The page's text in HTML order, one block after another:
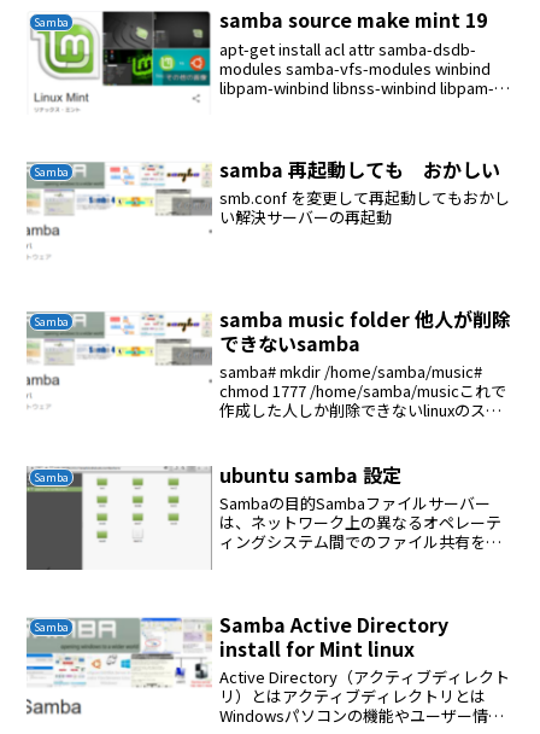
Samba samba source make mint 19
apt-get install acl attr samba-dsdb-
modules samba-vfs-modules winbind
libpam-winbind libnss-winbind libpam-
Samba samba 再起動しても おかしい
smb.conf を変更して再起動してもおかし
い解決サーバーの再起動
Samba
samba music folder 他人が削除
できないsamba
samba# mkdir /home/samba/music#
chmod 1777 /home/samba/musicこれで
作成した人しか削除できないlinuxのステ
Samba ubuntu samba 設定
Sambaの目的Sambaファイルサーバー
は、ネットワーク上の異なるオペレーテ
ィングシステム間でのファイル共有を可
こと...
Samba
Samba Active Directory
install for Mint linux
Active Directory（アクティブディレクト
リ）とはアクティブディレクトリとは
Windowsパソコンの機能やユーザー情報